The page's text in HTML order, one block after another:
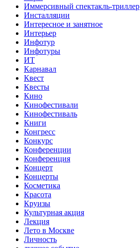
Иммерсивный спектакль-триллер
Инсталляции
Интересное и занятное
Интерьер
Инфотур
Инфотуры
ИТ
Карнавал
Квест
Квесты
Кино
Кинофестивали
Кинофестиваль
Книги
Конгресс
Конкурс
Конференции
Конференция
Концерт
Концерты
Косметика
Красота
Круизы
Культурная акция
Лекция
Лето в Москве
Личность